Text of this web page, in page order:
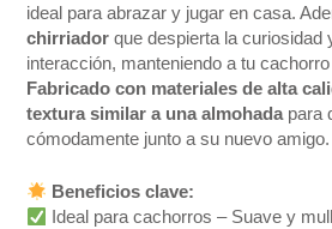
ideal para abrazar y jugar en casa.
chirriador que despierta la curiosidad
interacción, manteniendo a tu
Fabricado con materiales de alta
textura similar a una almohada para
cómodamente junto a su nuevo amigo.
Beneficios clave:
Ideal para cachorros – Suave y